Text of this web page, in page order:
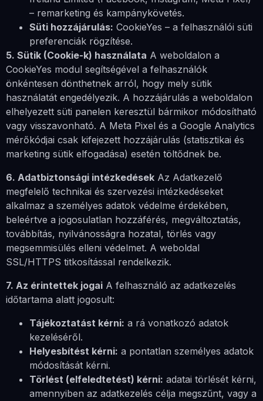
– remarketing és kampánykövetés.
Süti hozzájárulás: CookieYes – a felhasználói süti
preferenciák rögzítése.
5. Sütik (Cookie-k) használata A weboldalon a
CookieYes modul segítségével a felhasználók
önkéntesen dönthetnek arról, hogy mely sütik
használatát engedélyezik. A hozzájárulás a weboldalon
elhelyezett süti panelen keresztül bármikor módosítható
vagy visszavonható. A Meta Pixel és a Google Analytics
mérőkódjai csak kifejezett hozzájárulás (statisztikai és
marketing sütik elfogadása) esetén töltődnek be.
6. Adatbiztonsági intézkedések Az Adatkezelő
megfelelő technikai és szervezési intézkedéseket
alkalmaz a személyes adatok védelme érdekében,
beleértve a jogosulatlan hozzáférés, megváltoztatás,
továbbítás, nyilvánosságra hozatal, törlés vagy
megsemmisülés elleni védelmet. A weboldal
SSL/HTTPS titkosítással rendelkezik.
7. Az érintettek jogai A felhasználó az adatkezelés
időtartama alatt jogosult:
Tájékoztatást kérni: a rá vonatkozó adatok
kezeléséről.
Helyesbítést kérni: a pontatlan személyes adatok
módosítását kérni.
Törlést (elfeledtetést) kérni: adatai törlését kérni,
amennyiben az adatkezelés célja megszűnt, vagy a